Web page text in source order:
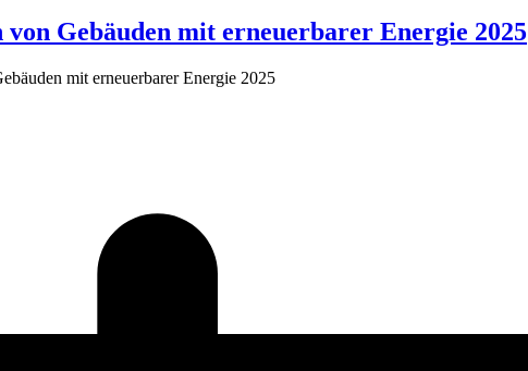
Gebäuden mit erneuerbarer Energie 2025
mit erneuerbarer Energie 2025